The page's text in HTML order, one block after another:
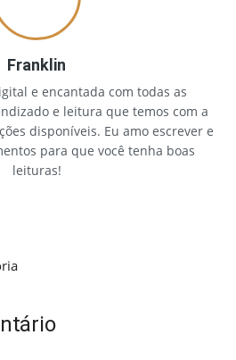
Franklin
e encantada com todas as
e leitura que temos com a
disponíveis. Eu amo escrever e
para que você tenha boas
leituras!